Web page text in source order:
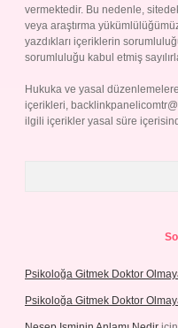
vermektedir. Bu nedenle,
veya araştırma
yazdıkları içeriklerin
sorumluluğu kabul etmiş
Hukuka ve yasal
içerikleri,
ilgili içerikler yasal süre
Psikoloğa Gitmek Doktor
Psikoloğa Gitmek Doktor